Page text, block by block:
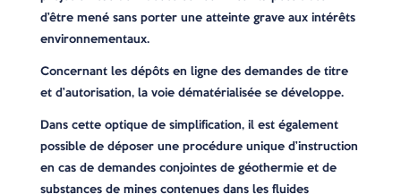
d’être mené sans porter une atteinte grave aux intérêts
environnementaux.
Concernant les dépôts en ligne des demandes de titre
et d’autorisation, la voie dématérialisée se développe.
Dans cette optique de simplification, il est également
possible de déposer une procédure unique d’instruction
en cas de demandes conjointes de géothermie et de
substances de mines contenues dans les fluides